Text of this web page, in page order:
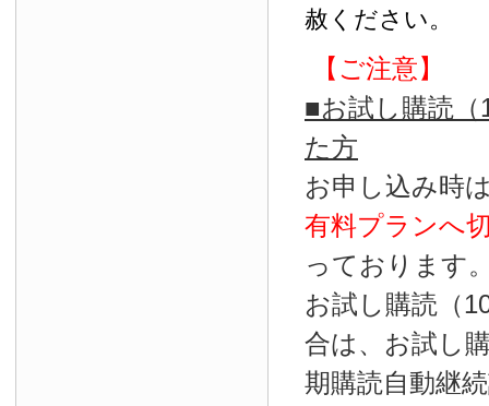
赦ください。
【ご注意】
■お試し購読
た方
お申し込み時
有料プランへ
っております
お試し購読（
合は、お試し
期購読自動継